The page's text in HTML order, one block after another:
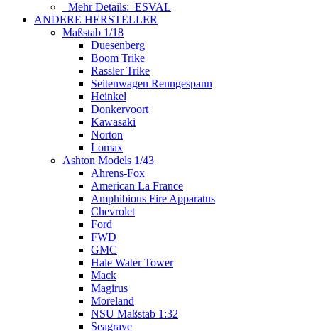
Mehr Details: ESVAL
ANDERE HERSTELLER
Maßstab 1/18
Duesenberg
Boom Trike
Rassler Trike
Seitenwagen Renngespann
Heinkel
Donkervoort
Kawasaki
Norton
Lomax
Ashton Models 1/43
Ahrens-Fox
American La France
Amphibious Fire Apparatus
Chevrolet
Ford
FWD
GMC
Hale Water Tower
Mack
Magirus
Moreland
NSU Maßstab 1:32
Seagrave